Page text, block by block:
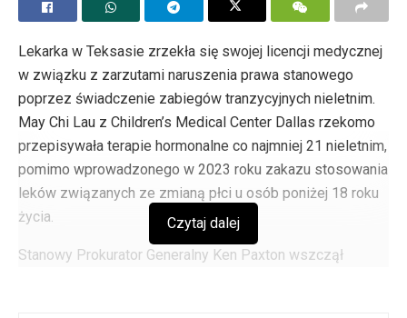
Lekarka w Teksasie zrzekła się swojej licencji medycznej
w związku z zarzutami naruszenia prawa stanowego
poprzez świadczenie zabiegów tranzycyjnych nieletnim.
May Chi Lau z Children’s Medical Center Dallas rzekomo
przepisywała terapie hormonalne co najmniej 21 nieletnim,
pomimo wprowadzonego w 2023 roku zakazu stosowania
leków związanych ze zmianą płci u osób poniżej 18 roku
życia.
Stanowy Prokurator Generalny Ken Paxton wszczął
Czytaj dalej